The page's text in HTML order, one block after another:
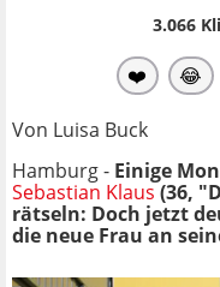
3.066
❤️ 😂
Von Luisa Buck
Hamburg - Einige
Sebastian Klaus (36,
rätseln: Doch jetzt
die neue Frau an